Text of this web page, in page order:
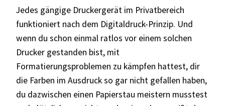
Jedes gängige Druckergerät im Privatbereich
funktioniert nach dem Digitaldruck-Prinzip. Und
wenn du schon einmal ratlos vor einem solchen
Drucker gestanden bist, mit
Formatierungsproblemen zu kämpfen hattest, dir
die Farben im Ausdruck so gar nicht gefallen haben,
du dazwischen einen Papierstau meistern musstest